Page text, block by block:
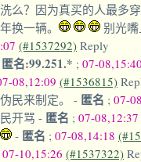
么？因为真买的人最多穿
换一辆。
别光
(#1537292) Reply
匿名:99.251.* ; 07-08,15:40
08,12:09 (#1536815)
民来制定。 - 匿名 ; 07-
开骂 - 匿名 ; 07-08,12:37
- 匿名 ; 07-08,14:18
07-10,15:26 (#1537322)